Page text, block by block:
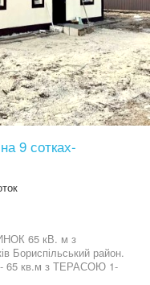
9 сотках-
65 кВ. м з
Бориспільський район.
65 кв.м з ТЕРАСОЮ 1-